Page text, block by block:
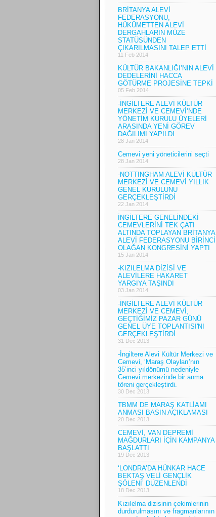
BRİTANYA ALEVİ
FEDERASYONU,
HÜKÜMETTEN ALEVİ
DERGAHLARIN MÜZE
STATÜSÜNDEN
ÇIKARILMASINI TALEP ETTİ
11 Feb 2014
KÜLTÜR BAKANLIĞI’NIN ALEVİ
DEDELERİNİ HACCA
GÖTÜRME PROJESİNE TEPKİ
05 Feb 2014
-İNGİLTERE ALEVİ KÜLTÜR
MERKEZİ VE CEMEVİ’NDE
YÖNETİM KURULU ÜYELERİ
ARASINDA YENİ GÖREV
DAĞILIMI YAPILDI
28 Jan 2014
Cemevi yeni yöneticilerini seçti
28 Jan 2014
-NOTTINGHAM ALEVİ KÜLTÜR
MERKEZİ VE CEMEVİ YILLIK
GENEL KURULUNU
GERÇEKLEŞTİRDİ
22 Jan 2014
İNGİLTERE GENELİNDEKİ
CEMEVLERİNİ TEK ÇATI
ALTINDA TOPLAYAN BRİTANYA
ALEVİ FEDERASYONU BİRİNCİ
OLAĞAN KONGRESİNİ YAPTI
15 Jan 2014
-KIZILELMA DİZİSİ VE
ALEVİLERE HAKARET
YARGIYA TAŞINDI
03 Jan 2014
-İNGİLTERE ALEVİ KÜLTÜR
MERKEZİ VE CEMEVİ,
GEÇTİĞİMİZ PAZAR GÜNÜ
GENEL ÜYE TOPLANTISI'NI
GERÇEKLEŞTİRDİ
31 Dec 2013
-İngiltere Alevi Kültür Merkezi ve
Cemevi, ‘Maraş Olayları’nın
35’inci yıldönümü nedeniyle
Cemevi merkezinde bir anma
töreni gerçekleştirdi.
30 Dec 2013
TBMM DE MARAŞ KATLİAMI
ANMASI BASIN AÇIKLAMASI
20 Dec 2013
CEMEVİ, VAN DEPREMİ
MAĞDURLARI İÇİN KAMPANYA
BAŞLATTI
19 Dec 2013
‘LONDRA’DA HÜNKAR HACE
BEKTAŞ VELİ GENÇLİK
ŞÖLENİ’ DÜZENLENDİ
18 Dec 2013
Kızılelma dizisinin çekimlerinin
durdurulmasını ve fragmanlarının